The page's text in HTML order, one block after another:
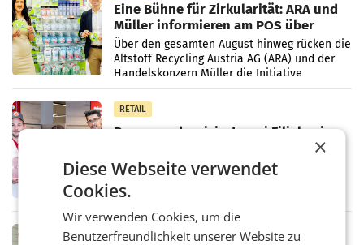
Eine Bühne für Zirkularität: ARA und
Müller informieren am POS über
Kreislauffähigkeit
Über den gesamten August hinweg rücken die
Altstoff Recycling Austria AG (ARA) und der
Handelskonzern Müller die Initiative
„Kreislauf-Helden“ in allen österreichischen
Müller-Filialen
RETAIL
Penny modernisiert zwei Filialen in
WIENER NEUDORF. – Im Rahmen einer
laufenden Modernisierungsoffensive
erneuert Penny zwei Filialen in Nieder- und
in Haag sowie im rund
×
Diese Webseite verwendet
Cookies.
Wir verwenden Cookies, um die
Benutzerfreundlichkeit unserer Website zu